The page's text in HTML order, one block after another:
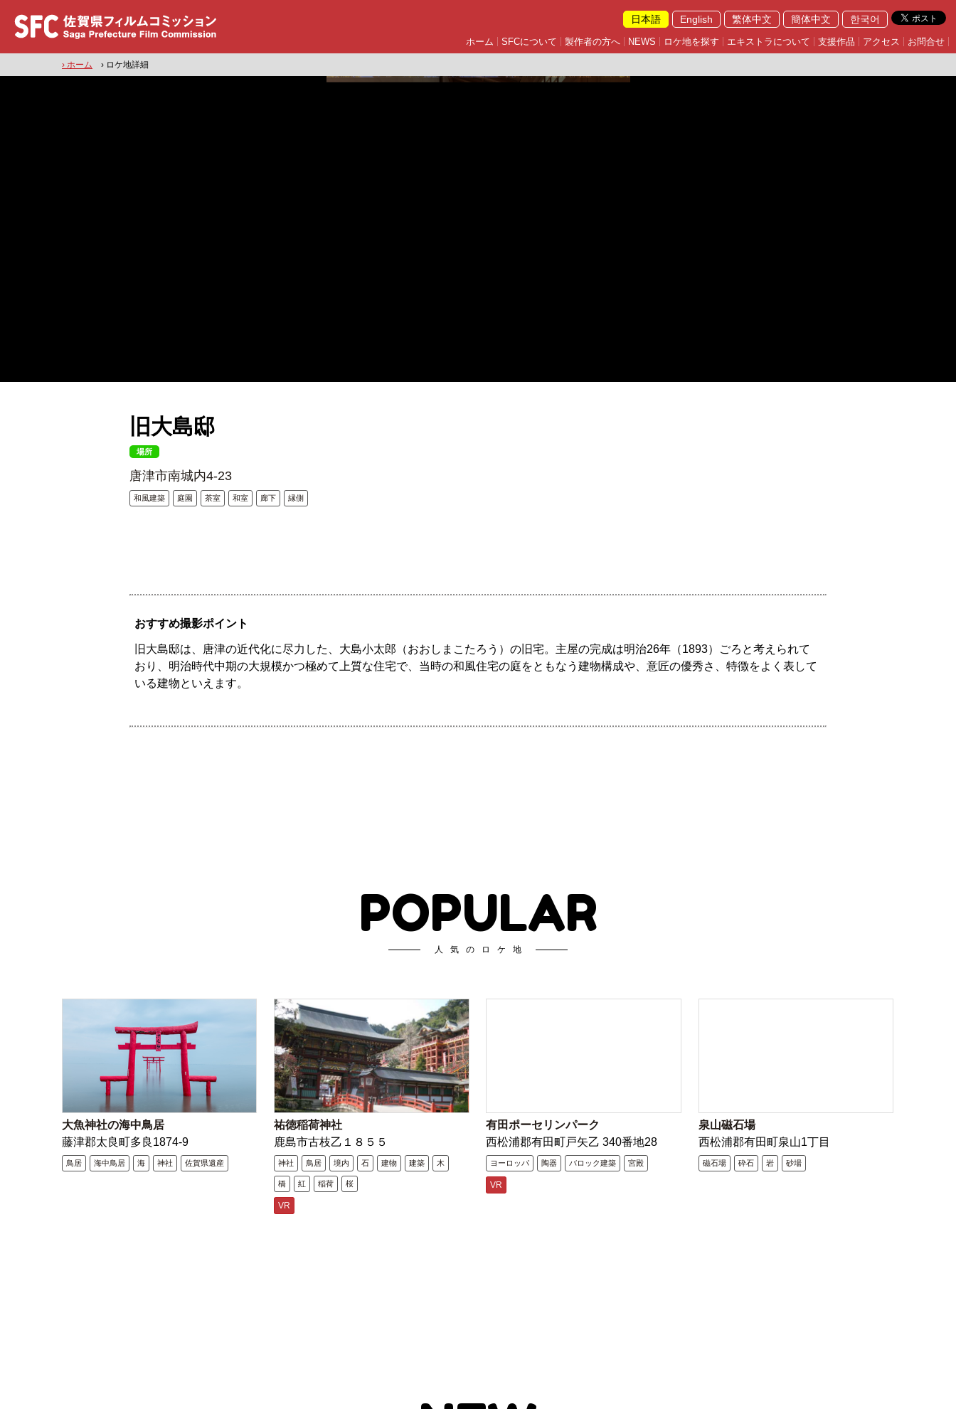
日本語 English 繁体中文 簡体中文 한국어
ホーム SFCについて 製作者の方へ NEWS ロケ地を探す エキストラについて 支援作品 アクセス お問合せ
› ホーム › ロケ地詳細
旧大島邸
場所
唐津市南城内4-23
和風建築 庭園 茶室 和室 廊下 縁側
おすすめ撮影ポイント
旧大島邸は、唐津の近代化に尽力した、大島小太郎（おおしまこたろう）の旧宅。主屋の完成は明治26年（1893）ごろと考えられて
おり、明治時代中期の大規模かつ極めて上質な住宅で、当時の和風住宅の庭をともなう建物構成や、意匠の優秀さ、特徴をよく表して
いる建物といえます。
POPULAR
人気のロケ地
大魚神社の海中鳥居
藤津郡太良町多良1874-9
鳥居 海中鳥居 海 神社 佐賀県遺産
祐徳稲荷神社
鹿島市古枝乙１８５５
神社 鳥居 境内 石 建物 建築 木
橋 紅 稲荷 桜
VR
有田ポーセリンパーク
西松浦郡有田町戸矢乙 340番地28
ヨーロッパ 陶器 バロック建築 宮殿
VR
泉山磁石場
西松浦郡有田町泉山1丁目
磁石場 砕石 岩 砂場